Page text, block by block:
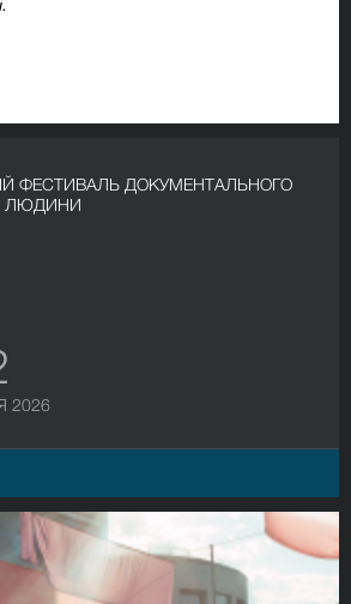
ФЕСТИВАЛЬ ДОКУМЕНТАЛЬНОГО
ЛЮДИНИ
2026